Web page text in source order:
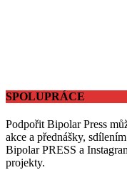
SPOLUPRÁCE
Podpořit Bipolar Press
akce a přednášky,
Bipolar PRESS a
projekty.